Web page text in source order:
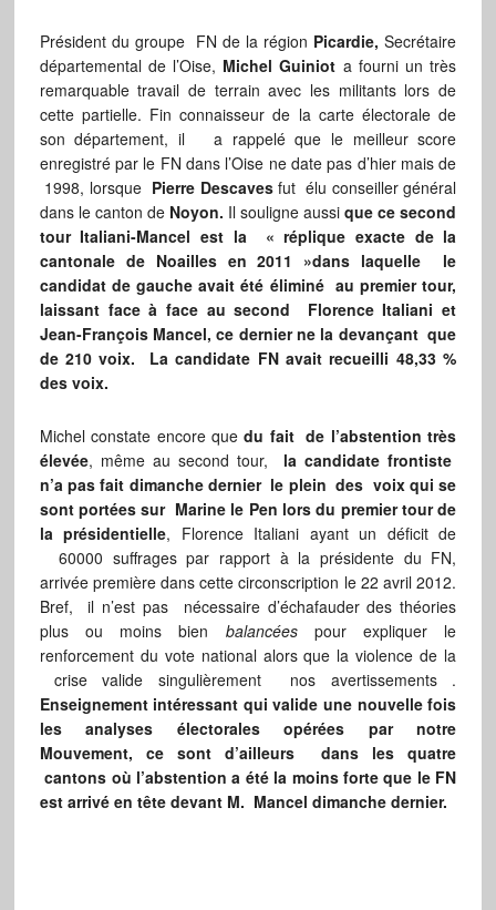
Président du groupe FN de la région Picardie, Secrétaire
départemental de l’Oise, Michel Guiniot a fourni un très
remarquable travail de terrain avec les militants lors de
cette partielle. Fin connaisseur de la carte électorale de
son département, il a rappelé que le meilleur score
enregistré par le FN dans l’Oise ne date pas d’hier mais de
1998, lorsque Pierre Descavesfut élu conseiller général
dans le canton de Noyon. Il souligne aussique ce second
tour Italiani-Mancel est la « réplique exacte de la
cantonale de Noailles en 2011 »dans laquelle
le
candidat de gauche avait été éliminé au premier tour,
laissant face à face au second Florence Italiani et
Jean-François Mancel, ce dernier ne la devançant que
de 210 voix. La candidate FN avait recueilli 48,33 %
des voix.
Michel constate encore quedu fait de l’abstention très
élevée, même au second tour,
la candidate frontiste
n’a pas fait dimanche dernier le plein des voix qui se
sont portées sur Marine le Pen lors du premier tour de
la présidentielle, Florence Italiani ayant un déficit de
60000 suffrages par rapport à la présidente du FN,
arrivée première dans cette circonscription le 22 avril 2012.
Bref, il n’est pas nécessaire d’échafauder des théories
plus ou moins bien balancéespour expliquer le
renforcement du vote national alors que la violence de la
crise valide singulièrement nos avertissements .
Enseignement intéressant qui valide une nouvelle fois
les analyses électorales opérées par notre
Mouvement, ce sont d’ailleurs dans les quatre
cantons où l’abstention a été la moins forte que le FN
est arrivé en tête devant M. Mancel dimanche dernier.